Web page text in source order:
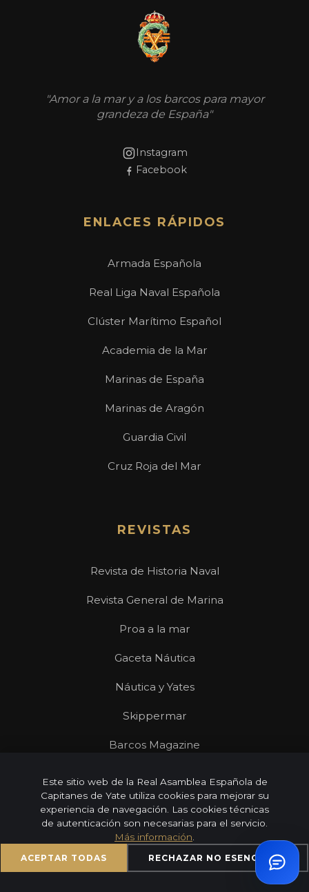
"Amor a la mar y a los barcos para mayor
grandeza de España"
Instagram
Facebook
ENLACES RÁPIDOS
Armada Española
Real Liga Naval Española
Clúster Marítimo Español
Academia de la Mar
Marinas de España
Marinas de Aragón
Guardia Civil
Cruz Roja del Mar
REVISTAS
Revista de Historia Naval
Revista General de Marina
Proa a la mar
Gaceta Náutica
Náutica y Yates
Skippermar
Barcos Magazine
© 2026 Real Asamblea Española de Capitanes de Yate |
Todos los derechos reservados
Aviso LegalPrivacidadCookies
Este sitio web de la Real Asamblea Española de
Capitanes de Yate utiliza cookies para mejorar su
experiencia de navegación. Las cookies técnicas
de autenticación son necesarias para el servicio.
Más información
ACEPTAR TODAS RECHAZAR NO ESENCIALES